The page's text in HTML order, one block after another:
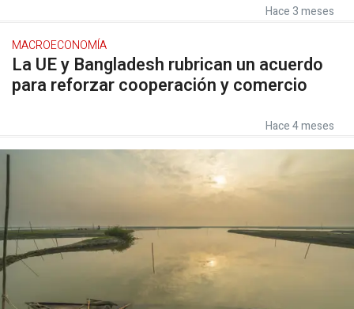
Hace 3 meses
MACROECONOMÍA
La UE y Bangladesh rubrican un acuerdo
para reforzar cooperación y comercio
Hace 4 meses